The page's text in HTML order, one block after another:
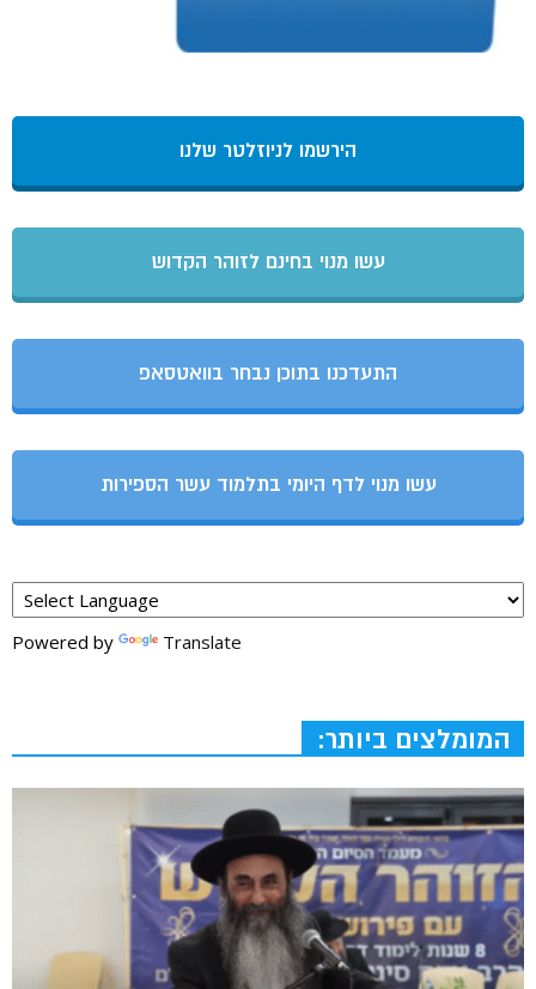
הירשמו לניוזלטר שלנו
עשו מנוי בחינם לזוהר הקדוש
התעדכנו בתוכן נבחר בוואטסאפ
עשו מנוי לדף היומי בתלמוד עשר הספירות
Powered by Translate
המומלצים ביותר: